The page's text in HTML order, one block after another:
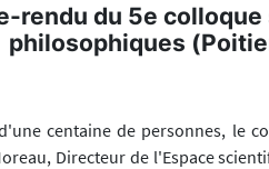
rendu du 5e
philosophiques
centaine de personnes, le
Directeur de l'Espace